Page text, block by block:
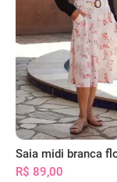
R$ 89,00